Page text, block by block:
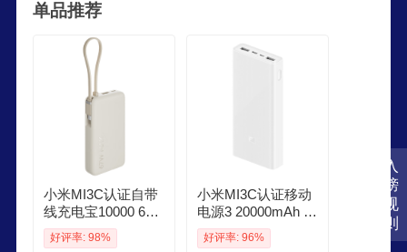
入
榜
规
则
的多种智能手机，以及其他智能家居、智能穿戴设
备等产品。
单品推荐
小米MI3C认证自带
线充电宝10000 67
W浅咖色65W自充
可上飞机火车可充
好评率: 98%
小米MI3C认证移动
电源3 20000mAh 1
8W快充充电宝 适用
小米苹果手机平板
好评率: 96%